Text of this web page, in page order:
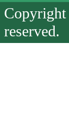
reserved.